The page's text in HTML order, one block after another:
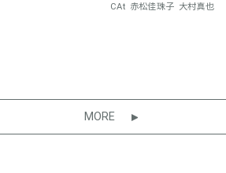
CAt 赤松佳珠子 大村真也
MORE